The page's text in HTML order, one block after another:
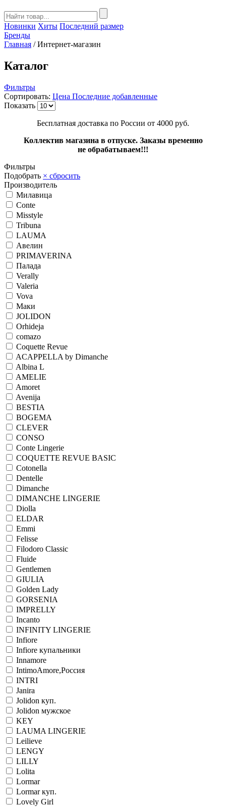
Новинки Хиты Последний размер
Бренды
Главная /Интернет-магазин
Каталог
Фильтры
Сортировать: Цена Последние добавленные
Показать
Бесплатная доставка по России от 4000 руб.
Коллектив магазина в отпуске. Заказы временно
не обрабатываем!!!
Фильтры
Подобрать × сбросить
Производитель
Милавица
Conte
Misstyle
Tribuna
LAUMA
Авелин
PRIMAVERINA
Палада
Verally
Valeria
Vova
Маки
JOLIDON
Orhideja
comazo
Coquette Revue
ACAPPELLA by Dimanche
Albina L
AMELIE
Amoret
Avenija
BESTIA
BOGEMA
CLEVER
CONSO
Conte Lingerie
COQUETTE REVUE BASIC
Cotonella
Dentelle
Dimanche
DIMANCHE LINGERIE
Diolla
ELDAR
Emmi
Felisse
Filodoro Classic
Fluide
Gentlemen
GIULIA
Golden Lady
GORSENIA
IMPRELLY
Incanto
INFINITY LINGERIE
Infiore
Infiore купальники
Innamore
IntimoAmore,Россия
INTRI
Janira
Jolidon куп.
Jolidon мужское
KEY
LAUMA LINGERIE
Leilieve
LENGY
LILLY
Lolita
Lormar
Lormar куп.
Lovely Girl